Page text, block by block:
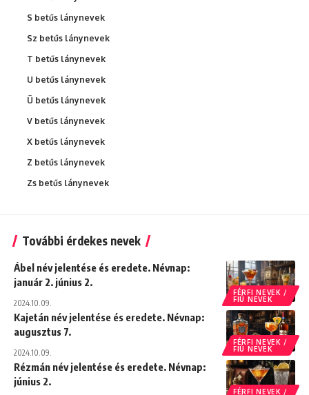
S betűs lánynevek
Sz betűs lánynevek
T betűs lánynevek
U betűs lánynevek
Ü betűs lánynevek
V betűs lánynevek
X betűs lánynevek
Z betűs lánynevek
Zs betűs lánynevek
További érdekes nevek
FÉRFI NEVEK /
FIÚ NEVEK
Ábel név jelentése és eredete. Névnap:
január 2. június 2.
2024.10.09.
FÉRFI NEVEK /
FIÚ NEVEK
Kajetán név jelentése és eredete. Névnap:
augusztus 7.
2024.10.09.
FÉRFI NEVEK /
Rézmán név jelentése és eredete. Névnap:
június 2.